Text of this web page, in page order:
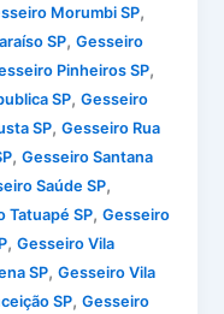
Morumbi SP,
SP,Gesseiro
Pinheiros SP,
SP,Gesseiro
SP,Gesseiro Rua
,Gesseiro Santana
Saúde SP,
Tatuapé SP,Gesseiro
,Gesseiro Vila
SP,Gesseiro Vila
SP,Gesseiro